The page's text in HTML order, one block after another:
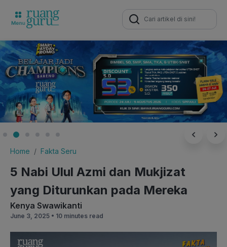
Search
for:
Home Fakta Seru
5 Nabi Ulul Azmi dan Mukjizat
yang Diturunkan pada Mereka
Kenya Swawikanti
June 3, 2025 • 10 minutes read